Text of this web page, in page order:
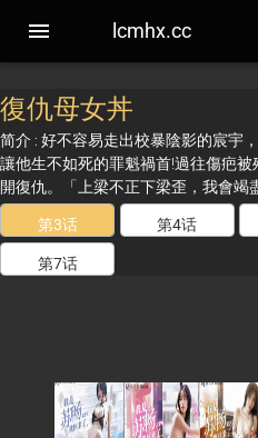
lcmhx.cc
復仇母女丼
简介 : 好不容易走出校暴陰影的宸宇
讓他生不如死的罪魁禍首!過往傷疤
開復仇。「上梁不正下梁歪，我會竭
第3话 第4话
第7话